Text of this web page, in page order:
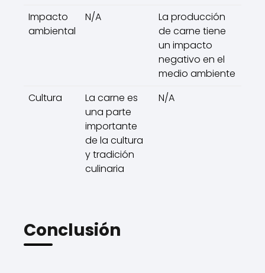
Impacto
ambiental
N/A
La producción
de carne tiene
un impacto
negativo en el
medio ambiente
Cultura
La carne es
una parte
importante
de la cultura
y tradición
culinaria
N/A
Conclusión